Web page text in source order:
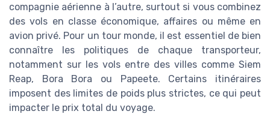
compagnie aérienne à l’autre, surtout si vous combinez
des vols en classe économique, affaires ou même en
avion privé. Pour un tour monde, il est essentiel de bien
connaître les politiques de chaque transporteur,
notamment sur les vols entre des villes comme Siem
Reap, Bora Bora ou Papeete. Certains itinéraires
imposent des limites de poids plus strictes, ce qui peut
impacter le prix total du voyage.